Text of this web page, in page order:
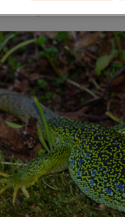
à 10 personnes et en